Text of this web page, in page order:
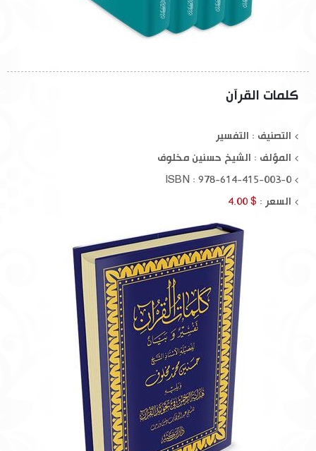
كلمات القرآن
التصنيف : التفسير
المؤلف : الشيخ حسنين مخلوف
ISBN : 978-614-415-003-0
السعر : $ 4.00